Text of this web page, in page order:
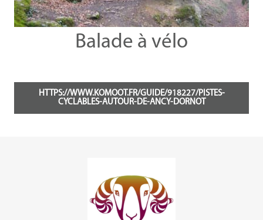
Balade à vélo
HTTPS://WWW.KOMOOT.FR/GUIDE/918227/PISTES-
CYCLABLES-AUTOUR-DE-ANCY-DORNOT